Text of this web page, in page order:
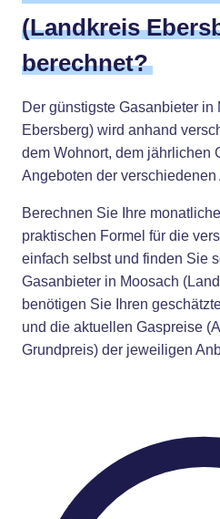
(Landkreis
berechnet?
Der günstigste Gasanbieter in
Ebersberg) wird anhand
dem Wohnort, dem jährlichen
Angeboten der verschiedenen
Berechnen Sie Ihre
praktischen Formel für die
einfach selbst und finden Sie
Gasanbieter in Moosach
benötigen Sie Ihren
und die aktuellen Gaspreise
Grundpreis) der jeweiligen